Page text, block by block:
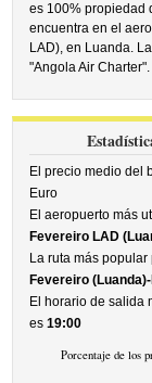
es 100% propiedad
encuentra en el
LAD), en Luanda.
"Angola Air Charter".
El precio medio del
Euro
El aeropuerto más
Fevereiro LAD
La ruta más
Fevereiro
El horario de salida
es19:00
Porcentaje de los